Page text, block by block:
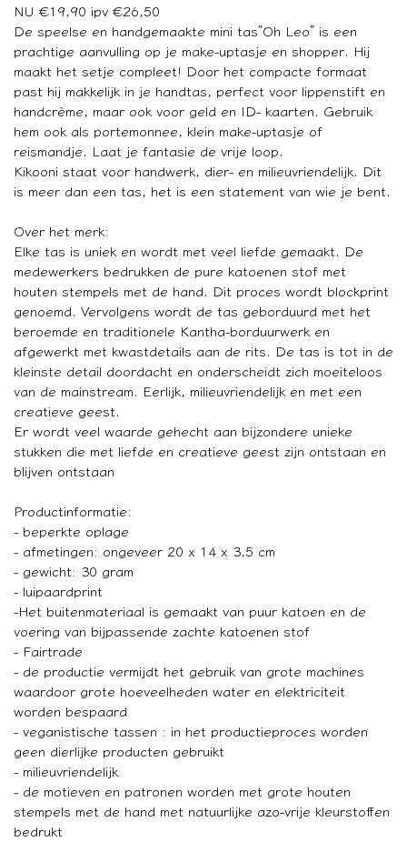
NU €19,90 ipv €26,50
De speelse en handgemaakte mini tas”Oh Leo” is een
prachtige aanvulling op je make-uptasje en shopper. Hij
maakt het setje compleet! Door het compacte formaat
past hij makkelijk in je handtas, perfect voor lippenstift en
handcrème, maar ook voor geld en ID- kaarten. Gebruik
hem ook als portemonnee, klein make-uptasje of
reismandje. Laat je fantasie de vrije loop.
Kikooni staat voor handwerk, dier- en milieuvriendelijk. Dit
is meer dan een tas, het is een statement van wie je bent.
Over het merk:
Elke tas is uniek en wordt met veel liefde gemaakt. De
medewerkers bedrukken de pure katoenen stof met
houten stempels met de hand. Dit proces wordt blockprint
genoemd. Vervolgens wordt de tas geborduurd met het
beroemde en traditionele Kantha-borduurwerk en
afgewerkt met kwastdetails aan de rits. De tas is tot in de
kleinste detail doordacht en onderscheidt zich moeiteloos
van de mainstream. Eerlijk, milieuvriendelijk en met een
creatieve geest.
Er wordt veel waarde gehecht aan bijzondere unieke
stukken die met liefde en creatieve geest zijn ontstaan en
blijven ontstaan
Productinformatie:
- beperkte oplage
- afmetingen: ongeveer 20 x 14 x 3,5 cm
- gewicht: 30 gram
- luipaardprint
-Het buitenmateriaal is gemaakt van puur katoen en de
voering van bijpassende zachte katoenen stof
- Fairtrade
- de productie vermijdt het gebruik van grote machines
waardoor grote hoeveelheden water en elektriciteit
worden bespaard
- veganistische tassen : in het productieproces worden
geen dierlijke producten gebruikt
- milieuvriendelijk
- de motieven en patronen worden met grote houten
stempels met de hand met natuurlijke azo-vrije kleurstoffen
bedrukt